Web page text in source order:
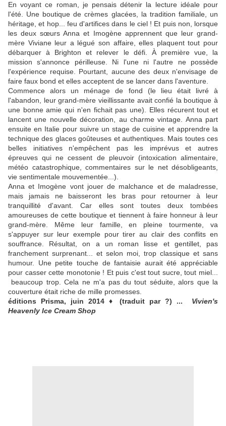
En voyant ce roman, je pensais détenir la lecture idéale pour
l'été. Une boutique de crèmes glacées, la tradition familiale, un
héritage, et hop... feu d'artifices dans le ciel ! Et puis non, lorsque
les deux sœurs Anna et Imogène apprennent que leur grand-
mère Viviane leur a légué son affaire, elles plaquent tout pour
débarquer à Brighton et relever le défi. À première vue, la
mission s'annonce périlleuse. Ni l'une ni l'autre ne possède
l'expérience requise. Pourtant, aucune des deux n'envisage de
faire faux bond et elles acceptent de se lancer dans l'aventure.
Commence alors un ménage de fond (le lieu était livré à
l'abandon, leur grand-mère vieillissante avait confié la boutique à
une bonne amie qui n'en fichait pas une). Elles récurent tout et
lancent une nouvelle décoration, au charme vintage. Anna part
ensuite en Italie pour suivre un stage de cuisine et apprendre la
technique des glaces goûteuses et authentiques. Mais toutes ces
belles initiatives n'empêchent pas les imprévus et autres
épreuves qui ne cessent de pleuvoir (intoxication alimentaire,
météo catastrophique, commentaires sur le net désobligeants,
vie sentimentale mouvementée...).
Anna et Imogène vont jouer de malchance et de maladresse,
mais jamais ne baisseront les bras pour retourner à leur
tranquillité d'avant. Car elles sont toutes deux tombées
amoureuses de cette boutique et tiennent à faire honneur à leur
grand-mère. Même leur famille, en pleine tourmente, va
s'appuyer sur leur exemple pour tirer au clair des conflits en
souffrance. Résultat, on a un roman lisse et gentillet, pas
franchement surprenant... et selon moi, trop classique et sans
humour. Une petite touche de fantaisie aurait été appréciable
pour casser cette monotonie ! Et puis c'est tout sucre, tout miel...
beaucoup trop. Cela ne m'a pas du tout séduite, alors que la
couverture était riche de mille promesses.
éditions Prisma, juin 2014 ♦ (traduit par ?) ... Vivien's
Heavenly Ice Cream Shop